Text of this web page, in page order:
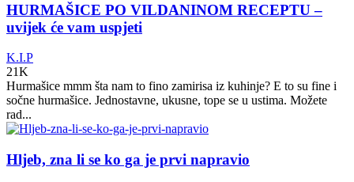
HURMAŠICE PO VILDANINOM RECEPTU –
uvijek će vam uspjeti
K.I.P
21K
Hurmašice mmm šta nam to fino zamirisa iz kuhinje? E to su fine i
sočne hurmašice. Jednostavne, ukusne, tope se u ustima. Možete
rad...
Hljeb, zna li se ko ga je prvi napravio